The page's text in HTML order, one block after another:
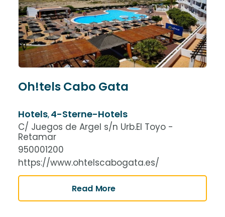
Oh!tels Cabo Gata
Hotels, 4-Sterne-Hotels
C/ Juegos de Argel s/n Urb.El Toyo -
Retamar
950001200
https://www.ohtelscabogata.es/
Read More